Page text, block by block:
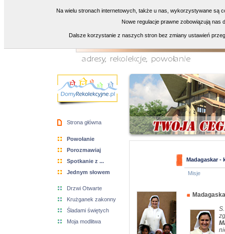
Strona główna
Powołanie
Porozmawiaj
Spotkanie z ...
Jednym słowem
Drzwi Otwarte
Krużganek zakonny
Śladami świętych
Moja modlitwa
Madagaskar -
Misje
Na wielu stronach internetowych, także u nas, wykorzystywane są
Nowe regulacje prawne zobowiązują nas
Dalsze korzystanie z naszych stron bez zmiany ustawień